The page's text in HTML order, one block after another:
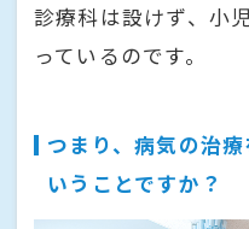
診療科は設けず、小
っているのです。
つまり、病気の治
いうことですか？